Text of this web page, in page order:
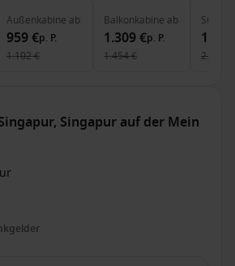
Außenkabine ab
959 €p. P.
1.102 €
Balkonkabine ab
1.309 €p. P.
1.454 €
Suite
2.288 €
Singapur auf der Mein